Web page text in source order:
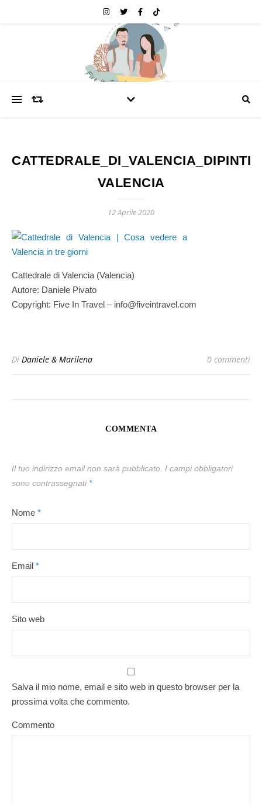
CATTEDRALE_DI_VALENCIA_DIPINTI-
VALENCIA
12 Aprile 2020
Cattedrale di Valencia (Valencia)
Autore: Daniele Pivato
Copyright: Five In Travel – info@fiveintravel.com
Di Daniele & Marilena 0 commenti
COMMENTA
Il tuo indirizzo email non sarà pubblicato. I campi obbligatori
sono contrassegnati *
Nome *
Email *
Sito web
Salva il mio nome, email e sito web in questo browser per la
prossima volta che commento.
Commento